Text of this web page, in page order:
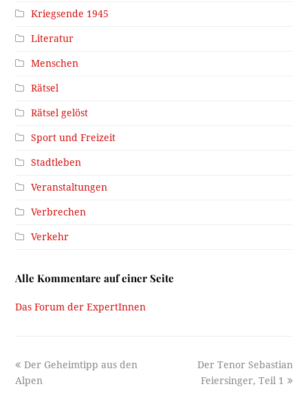
Kriegsende 1945
Literatur
Menschen
Rätsel
Rätsel gelöst
Sport und Freizeit
Stadtleben
Veranstaltungen
Verbrechen
Verkehr
Alle Kommentare auf einer Seite
Das Forum der ExpertInnen
previous
post:
Der Geheimtipp aus den
Alpen
next
post:
Der Tenor Sebastian
Feiersinger, Teil 1